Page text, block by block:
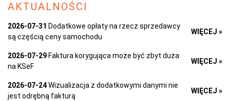
AKTUALNOŚCI
2026-07-31 Dodatkowe opłaty na rzecz sprzedawcy
są częścią ceny samochodu
WIĘCEJ »
2026-07-29 Faktura korygująca może być zbyt duża
na KSeF
WIĘCEJ »
2026-07-24Wizualizacja z dodatkowymi danymi nie
jest odrębną fakturą
WIĘCEJ »